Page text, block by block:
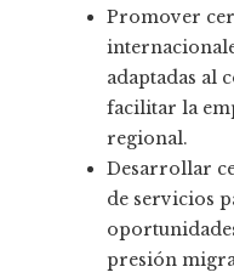
Promover
adaptadas al
facilitar la
regional.
Desarrollar
de servicios
presión